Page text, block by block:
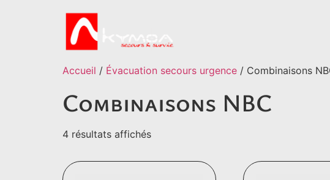
Accueil / Évacuation secours urgence / Combinaisons
Combinaisons NBC
4 résultats affichés